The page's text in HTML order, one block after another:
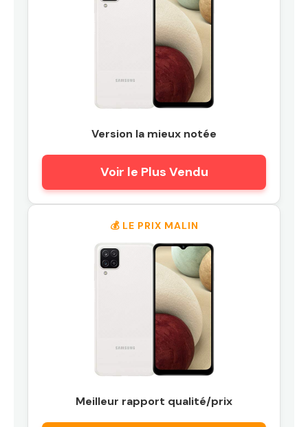
Version la mieux notée
Voir le Plus Vendu
💰 LE PRIX MALIN
Meilleur rapport qualité/prix